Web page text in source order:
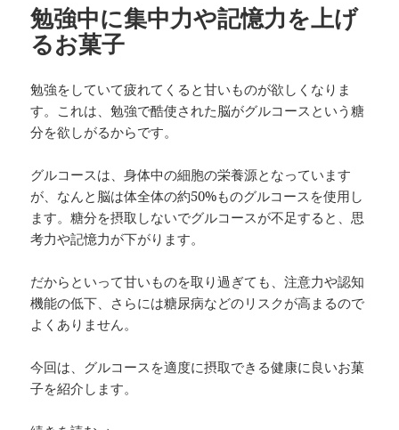
勉強中に集中力や記憶力を上げ
るお菓子
勉強をしていて疲れてくると甘いものが欲しくなりま
す。これは、勉強で酷使された脳がグルコースという糖
分を欲しがるからです。
グルコースは、身体中の細胞の栄養源となっています
が、なんと脳は体全体の約50%ものグルコースを使用し
ます。糖分を摂取しないでグルコースが不足すると、思
考力や記憶力が下がります。
だからといって甘いものを取り過ぎても、注意力や認知
機能の低下、さらには糖尿病などのリスクが高まるので
よくありません。
今回は、グルコースを適度に摂取できる健康に良いお菓
子を紹介します。